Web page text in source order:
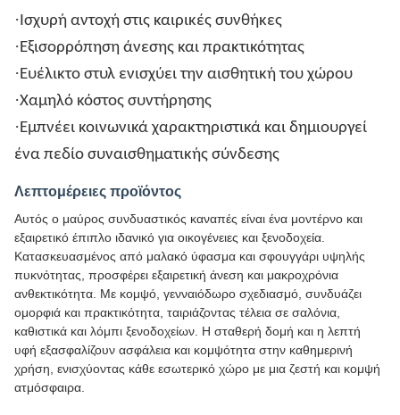
·Ισχυρή αντοχή στις καιρικές συνθήκες
·Εξισορρόπηση άνεσης και πρακτικότητας
·Ευέλικτο στυλ ενισχύει την αισθητική του χώρου
·Χαμηλό κόστος συντήρησης
·Εμπνέει κοινωνικά χαρακτηριστικά και δημιουργεί
ένα πεδίο συναισθηματικής σύνδεσης
Λεπτομέρειες προϊόντος
Αυτός ο μαύρος συνδυαστικός καναπές είναι ένα μοντέρνο και
εξαιρετικό έπιπλο ιδανικό για οικογένειες και ξενοδοχεία.
Κατασκευασμένος από μαλακό ύφασμα και σφουγγάρι υψηλής
πυκνότητας, προσφέρει εξαιρετική άνεση και μακροχρόνια
ανθεκτικότητα. Με κομψό, γενναιόδωρο σχεδιασμό, συνδυάζει
ομορφιά και πρακτικότητα, ταιριάζοντας τέλεια σε σαλόνια,
καθιστικά και λόμπι ξενοδοχείων. Η σταθερή δομή και η λεπτή
υφή εξασφαλίζουν ασφάλεια και κομψότητα στην καθημερινή
χρήση, ενισχύοντας κάθε εσωτερικό χώρο με μια ζεστή και κομψή
ατμόσφαιρα.